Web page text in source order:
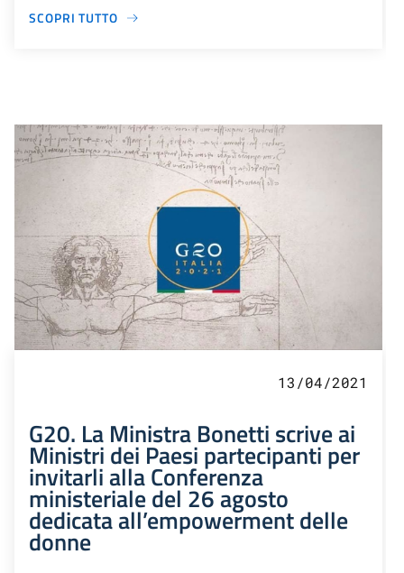
SCOPRI TUTTO
13/04/2021
G20. La Ministra Bonetti scrive ai
Ministri dei Paesi partecipanti per
invitarli alla Conferenza
ministeriale del 26 agosto
dedicata all’empowerment delle
donne